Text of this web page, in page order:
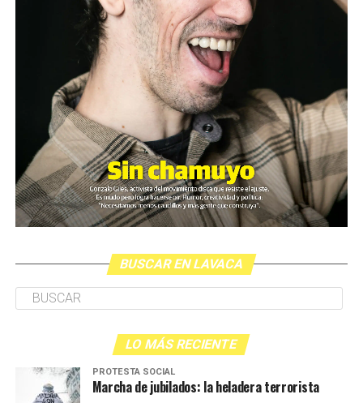
BUSCAR EN LAVACA
LO MÁS RECIENTE
PROTESTA SOCIAL
Marcha de jubilados: la heladera terrorista